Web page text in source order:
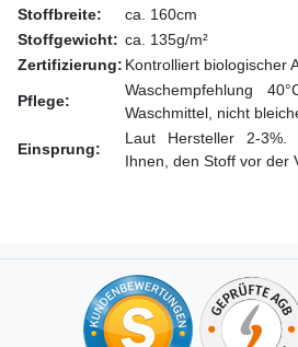
Stoffbreite:
ca. 160cm
Stoffgewicht: ca. 135g/m²
Zertifizierung: Kontrolliert biologischer
Pflege:
Waschempfehlung
Waschmittel, nicht
Einsprung:
Laut Hersteller 2-3%.
Ihnen, den Stoff vor der